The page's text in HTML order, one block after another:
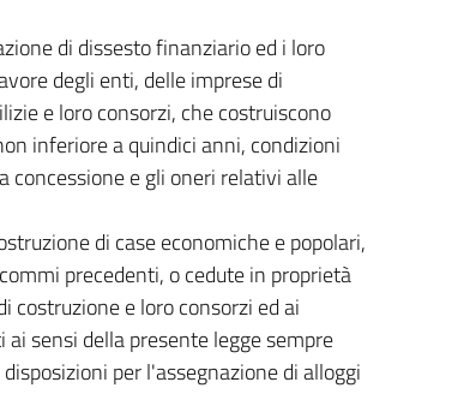
di dissesto finanziario ed i loro
degli enti, delle imprese di
e loro consorzi, che costruiscono
inferiore a quindici anni, condizioni
concessione e gli oneri relativi alle
di case economiche e popolari,
precedenti, o cedute in proprietà
costruzione e loro consorzi ed ai
sensi della presente legge sempre
per l'assegnazione di alloggi